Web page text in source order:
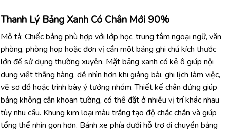
Thanh Lý Bảng Xanh Có Chân Mới 90%
Mô tả: Chiếc bảng phù hợp với lớp học, trung tâm ngoại ngữ, văn
phòng, phòng họp hoặc đơn vị cần một bảng ghi chú kích thước
lớn để sử dụng thường xuyên. Mặt bảng xanh có kẻ ô giúp nội
dung viết thẳng hàng, dễ nhìn hơn khi giảng bài, ghi lịch làm việc,
vẽ sơ đồ hoặc trình bày ý tưởng nhóm. Thiết kế chân đứng giúp
bảng không cần khoan tường, có thể đặt ở nhiều vị trí khác nhau
tùy nhu cầu. Khung kim loại màu trắng tạo độ chắc chắn và giúp
tổng thể nhìn gọn hơn. Bánh xe phía dưới hỗ trợ di chuyển bảng